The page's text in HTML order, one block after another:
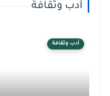
أدب وثقافة
أدب وثقافة